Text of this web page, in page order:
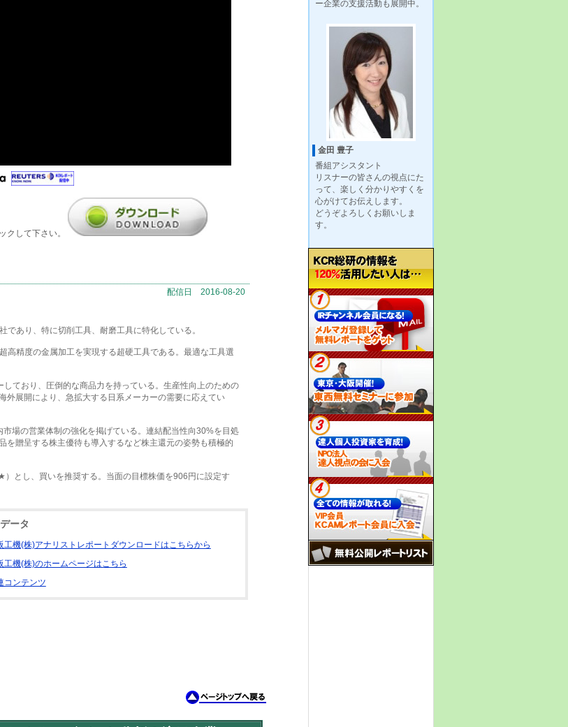
クして下さい。
配信日 2016-08-20
あり、特に切削工具、耐磨工具に特化している。
精度の金属加工を実現する超硬工具である。最適な工具選
ており、圧倒的な商品力を持っている。生産性向上のための
外展開により、急拡大する日系メーカーの需要に応えてい
場の営業体制の強化を掲げている。連結配当性向30%を目処
を贈呈する株主優待も導入するなど株主還元の姿勢も積極的
し、買いを推奨する。当面の目標株価を906円に設定す
ータ
工機(株)アナリストレポートダウンロードはこちらから
工機(株)のホームページはこちら
コンテンツ
ー企業の支援活動も展開中。
金田 豊子
番組アシスタント
リスナーの皆さんの視点にた
って、楽しく分かりやすくを
心がけてお伝えします。
どうぞよろしくお願いしま
す。